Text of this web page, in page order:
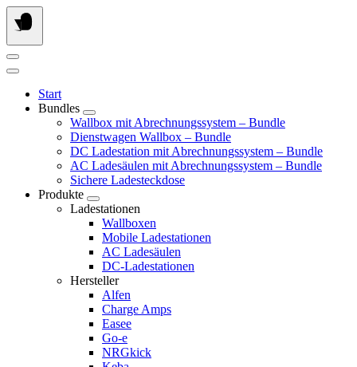
Springe
zum
Inhalt
Start
Bundles
Wallbox mit Abrechnungssystem – Bundle
Dienstwagen Wallbox – Bundle
DC Ladestation mit Abrechnungssystem – Bundle
AC Ladesäulen mit Abrechnungssystem – Bundle
Sichere Ladesteckdose
Produkte
Ladestationen
Wallboxen
Mobile Ladestationen
AC Ladesäulen
DC-Ladestationen
Hersteller
Alfen
Charge Amps
Easee
Go-e
NRGkick